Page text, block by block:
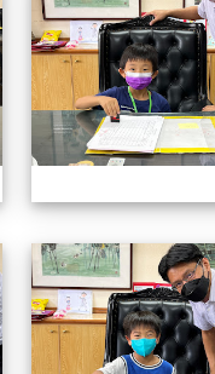
認識校長室活動